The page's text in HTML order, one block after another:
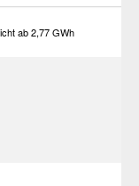
ab 2,77 GWh